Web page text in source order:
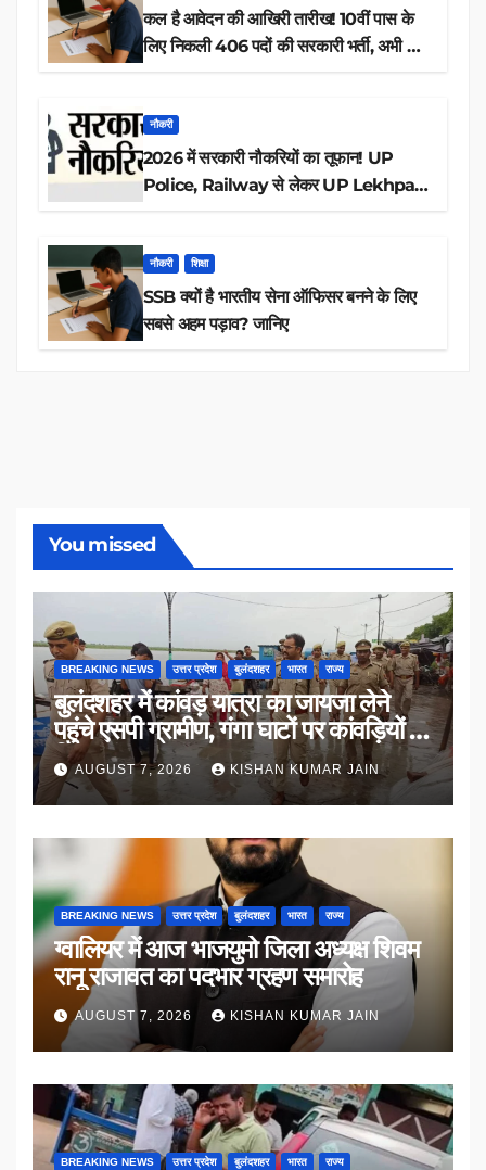
कल है आवेदन की आखिरी तारीख! 10वीं पास के
लिए निकली 406 पदों की सरकारी भर्ती, अभी करें
नौकरी
2026 में सरकारी नौकरियों का तूफान! UP
Police, Railway से लेकर UP Lekhpal
नौकरी शिक्षा
SSB क्यों है भारतीय सेना ऑफिसर बनने के लिए
सबसे अहम पड़ाव? जानिए
You missed
BREAKING NEWS उत्तर प्रदेश बुलंदशहर भारत राज्य
बुलंदशहर में कांवड़ यात्रा का जायजा लेने
पहुंचे एसपी ग्रामीण, गंगा घाटों पर कांवड़ियों से
किया संवाद
AUGUST 7, 2026 KISHAN KUMAR JAIN
BREAKING NEWS उत्तर प्रदेश बुलंदशहर भारत राज्य
ग्वालियर में आज भाजयुमो जिला अध्यक्ष शिवम
रानू राजावत का पदभार ग्रहण समारोह
AUGUST 7, 2026 KISHAN KUMAR JAIN
BREAKING NEWS उत्तर प्रदेश बुलंदशहर भारत राज्य